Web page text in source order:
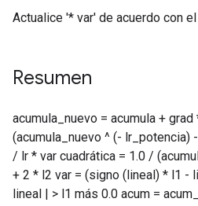
Actualice '* var' de acuerdo con
Resumen
acumula_nuevo = acumula +
(acumula_nuevo ^ (- lr_potencia)
/ lr * var cuadrática = 1.0 /
+ 2 * l2 var = (signo (lineal) * l1 -
lineal | > l1 más 0.0 acum =